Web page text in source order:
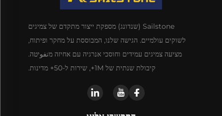
Sailstone (שנדונג) מספקת ייצור מתקדם של צמיגים
לשוקים עולמיים. הגישה שלנו, המבוססת על מחקר ופיתוח,
מציעה צמיגים עמידים וחוסכי אנרגיה עם אחיזה מتفوיטה.
קיבולת שנתית של 1M+, שירות ל-50+ מדינות.